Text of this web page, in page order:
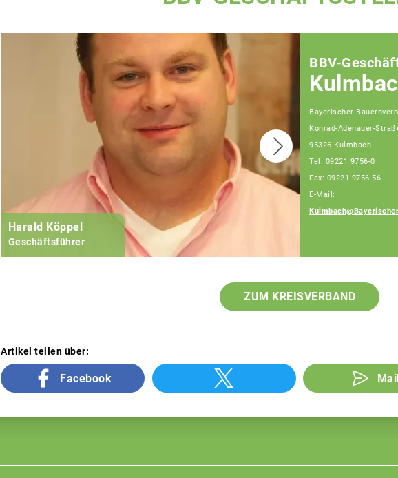
Harald Köppel
Geschäftsführer
BBV-
Bayerischer
Konrad-Adenauer-
95326 Kulmbach
Tel: 09221 9756-0
Fax: 09221 9756-56
E-Mail:
ZUM KREISVERBAND
Artikel teilen über:
Facebook